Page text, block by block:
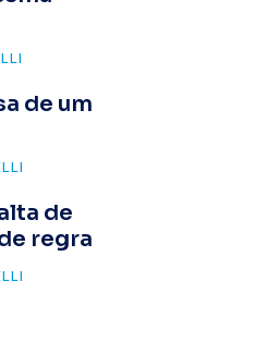
de um
de
regra